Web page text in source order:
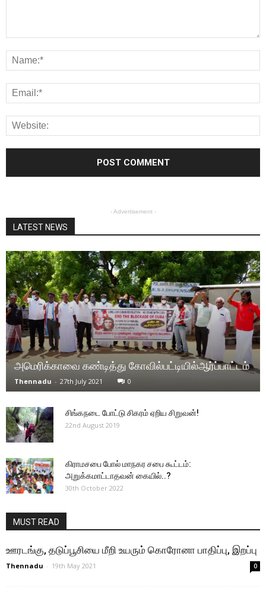
- Advertisement -
LATEST NEWS
அமெரிக்காவை கண்டித்து கோவில்பட்டியில்ஆர்ப்பாட்டம்
Thennadu - 27th July 2021 0
சிங்கநடை போட்டு சிகரம் ஏறிய சிறுவன்!
22nd August 2019
கிராமசபை போல் மாநகர சபை கூட்டம்:
அறுக்கமாட்டாதவன் கையில்..?
30th October 2022
MUST READ
ஊரடங்கு, தடுப்பூசியை மீறி உயரும் கொரோனா பாதிப்பு, இறப்பு
Thennadu - 19th May 2021 0